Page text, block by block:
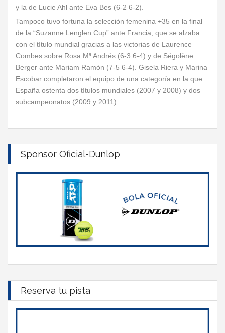
y la de Lucie Ahl ante Eva Bes (6-2 6-2).
Tampoco tuvo fortuna la selección femenina +35 en la final
de la “Suzanne Lenglen Cup” ante Francia, que se alzaba
con el título mundial gracias a las victorias de Laurence
Combes sobre Rosa Mª Andrés (6-3 6-4) y de Ségolène
Berger ante Mariam Ramón (7-5 6-4). Gisela Riera y Marina
Escobar completaron el equipo de una categoría en la que
España ostenta dos títulos mundiales (2007 y 2008) y dos
subcampeonatos (2009 y 2011).
Sponsor Oficial-Dunlop
Reserva tu pista